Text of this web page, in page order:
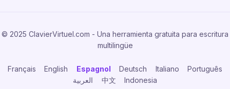
© 2025 ClavierVirtuel.com - Una herramienta gratuita para escritura
multilingüe
Français English Espagnol Deutsch Italiano
Português
中文 Indonesia